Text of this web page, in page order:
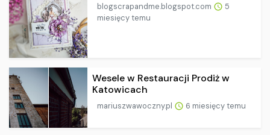
blogscrapandme.blogspot.com
5
miesięcy temu
Wesele w Restauracji Prodiż w
Katowicach
mariuszwawoczny.pl 6 miesięcy temu